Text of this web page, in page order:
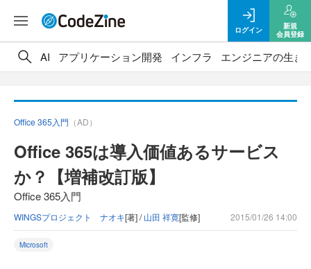
ログイン
新規
会員登録
AI アプリケーション開発 インフラ エンジニアの生き
Office 365入門 （AD）
Office 365は導入価値あるサービス
か？【増補改訂版】
Office 365入門
WINGSプロジェクト ナオキ[著] /山田 祥寛[監修] 2015/01/26 14:00
Microsoft